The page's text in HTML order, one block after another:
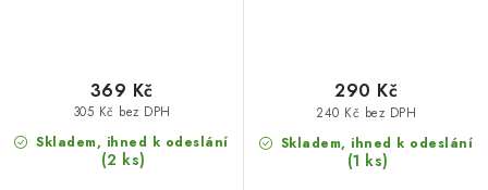
Skladem, ihned k odeslání
(2 ks)
305 Kč bez DPH
369 Kč
Skladem, ihned k odeslání
(1 ks)
240 Kč bez DPH
290 Kč